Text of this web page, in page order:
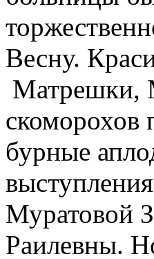
Весну.
Матрешки,
скоморохов
бурные
Муратовой
Раилевны.